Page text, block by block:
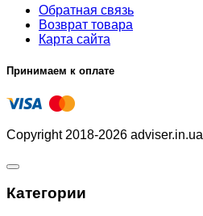
Обратная связь
Возврат товара
Карта сайта
Принимаем к оплате
Copyright 2018-2026 adviser.in.ua
Категории